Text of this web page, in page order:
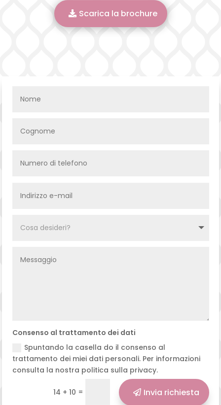
Scarica la brochure
Consenso al trattamento dei dati
Spuntando la casella do il consenso al
trattamento dei miei dati personali. Per informazioni
consulta la nostra politica sulla privacy.
14 + 10 = Invia richiesta